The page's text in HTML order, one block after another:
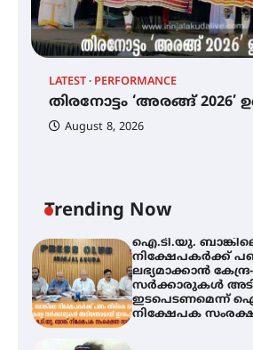
LATEST PERFORMANCE
തിരനോട്ടം ‘അരങ്ങ്
August 8, 2026
Trending Now
തിരനോട്ടം ‘അരങ്ങ്
ഇടപെടണമെന്ന്
നിക്ഷേപക
ശക്തമായ കാറ്റിന്
ആഗസ്റ്റ് 12 വരെ
തൃശൂർ ജില്ലയിൽ